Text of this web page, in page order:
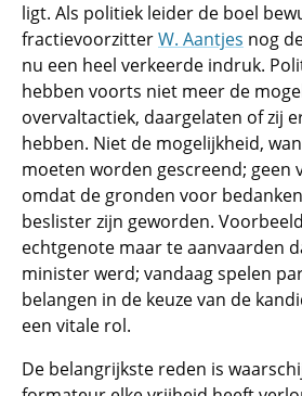
ligt. Als politiek leider de boel
fractievoorzitterW. Aantjes nog
nu een heel verkeerde indruk.
hebben voorts niet meer de
overvaltactiek, daargelaten of zij
hebben. Niet de mogelijkheid,
moeten worden gescreend; geen
omdat de gronden voor
beslister zijn geworden.
echtgenote maar te aanvaarden
minister werd; vandaag spelen
belangen in de keuze van de
een vitale rol.
De belangrijkste reden is